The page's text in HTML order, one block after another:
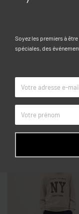
COULEUR
Articles
Soyez les premiers à
spéciales, des